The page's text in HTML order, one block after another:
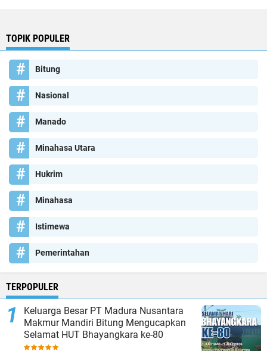
TOPIK POPULER
Bitung
Nasional
Manado
Minahasa Utara
Hukrim
Minahasa
Istimewa
Pemerintahan
TERPOPULER
Keluarga Besar PT Madura Nusantara
Makmur Mandiri Bitung Mengucapkan
Selamat HUT Bhayangkara ke-80